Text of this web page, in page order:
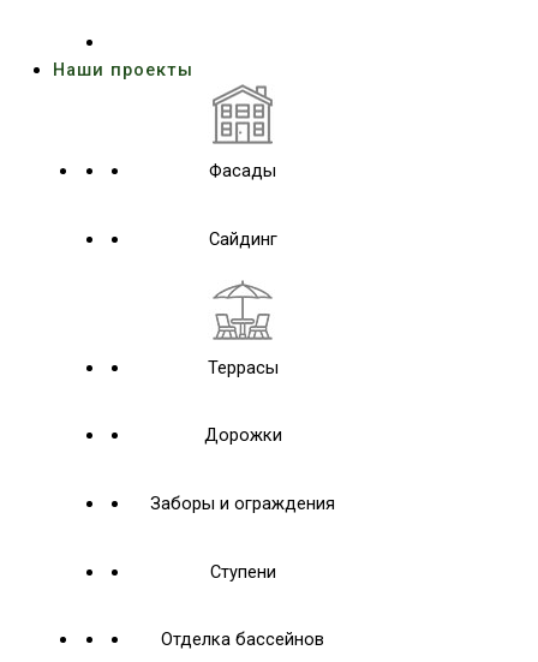
Наши проекты
Фасады
Сайдинг
Террасы
Дорожки
Заборы и ограждения
Ступени
Отделка бассейнов